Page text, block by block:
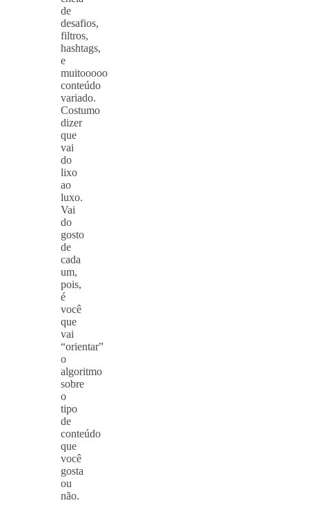
de
desafios,
filtros,
hashtags,
e
muitooooo
conteúdo
variado.
Costumo
dizer
que
vai
do
lixo
ao
luxo.
Vai
do
gosto
de
cada
um,
pois,
é
você
que
vai
“orientar”
o
algoritmo
sobre
o
tipo
de
conteúdo
que
você
gosta
ou
não.